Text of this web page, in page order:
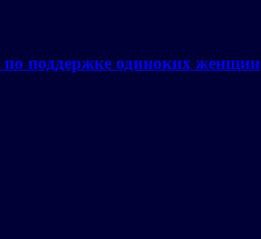
поддержке одиноких женщин